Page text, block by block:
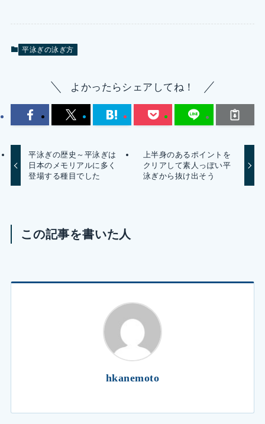
平泳ぎの泳ぎ方
よかったらシェアしてね！
平泳ぎの歴史～平泳ぎは
日本のメモリアルに多く
登場する種目でした
上半身のあるポイントを
クリアして素人っぽい平
泳ぎから抜け出そう
この記事を書いた人
hkanemoto